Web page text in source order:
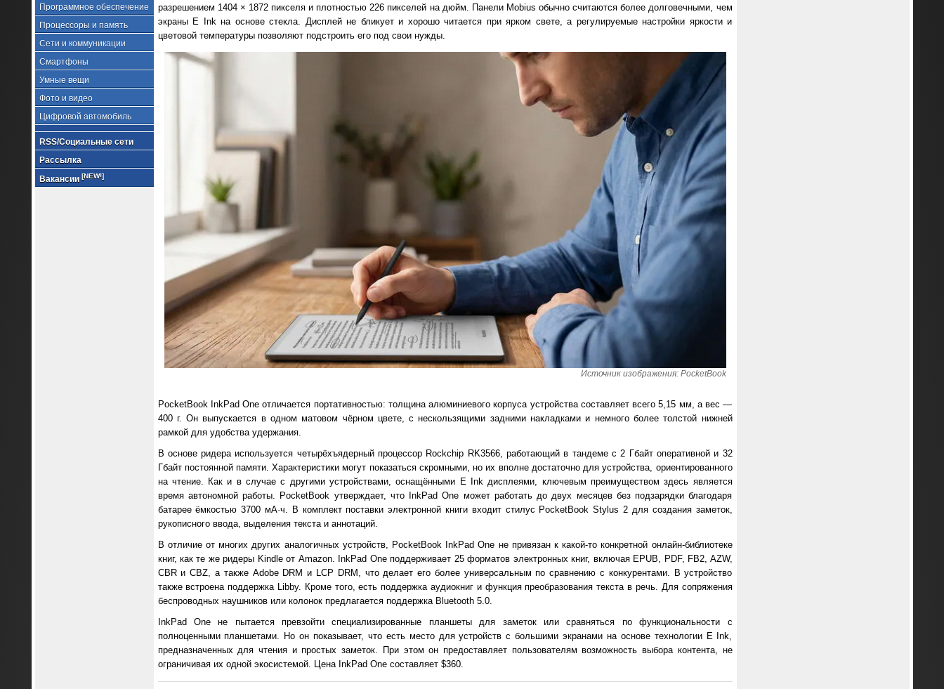
Программное обеспечение
Процессоры и память
Сети и коммуникации
Смартфоны
Умные вещи
Фото и видео
Цифровой автомобиль
RSS/Социальные сети
Рассылка
Вакансии [NEW!]
разрешением 1404 × 1872 пикселя и плотностью 226 пикселей на дюйм. Панели Mobius обычно считаются более долговечными, чем
экраны E Ink на основе стекла. Дисплей не бликует и хорошо читается при ярком свете, а регулируемые настройки яркости и
цветовой температуры позволяют подстроить его под свои нужды.
Источник изображения: PocketBook
PocketBook InkPad One отличается портативностью: толщина алюминиевого корпуса устройства составляет всего 5,15 мм, а вес —
400 г. Он выпускается в одном матовом чёрном цвете, с нескользящими задними накладками и немного более толстой нижней
рамкой для удобства удержания.
В основе ридера используется четырёхъядерный процессор Rockchip RK3566, работающий в тандеме с 2 Гбайт оперативной и 32
Гбайт постоянной памяти. Характеристики могут показаться скромными, но их вполне достаточно для устройства, ориентированного
на чтение. Как и в случае с другими устройствами, оснащёнными E Ink дисплеями, ключевым преимуществом здесь является
время автономной работы. PocketBook утверждает, что InkPad One может работать до двух месяцев без подзарядки благодаря
батарее ёмкостью 3700 мА·ч. В комплект поставки электронной книги входит стилус PocketBook Stylus 2 для создания заметок,
рукописного ввода, выделения текста и аннотаций.
В отличие от многих других аналогичных устройств, PocketBook InkPad One не привязан к какой-то конкретной онлайн-библиотеке
книг, как те же ридеры Kindle от Amazon. InkPad One поддерживает 25 форматов электронных книг, включая EPUB, PDF, FB2, AZW,
CBR и CBZ, а также Adobe DRM и LCP DRM, что делает его более универсальным по сравнению с конкурентами. В устройство
также встроена поддержка Libby. Кроме того, есть поддержка аудиокниг и функция преобразования текста в речь. Для сопряжения
беспроводных наушников или колонок предлагается поддержка Bluetooth 5.0.
InkPad One не пытается превзойти специализированные планшеты для заметок или сравняться по функциональности с
полноценными планшетами. Но он показывает, что есть место для устройств с большими экранами на основе технологии E Ink,
предназначенных для чтения и простых заметок. При этом он предоставляет пользователям возможность выбора контента, не
ограничивая их одной экосистемой. Цена InkPad One составляет $360.